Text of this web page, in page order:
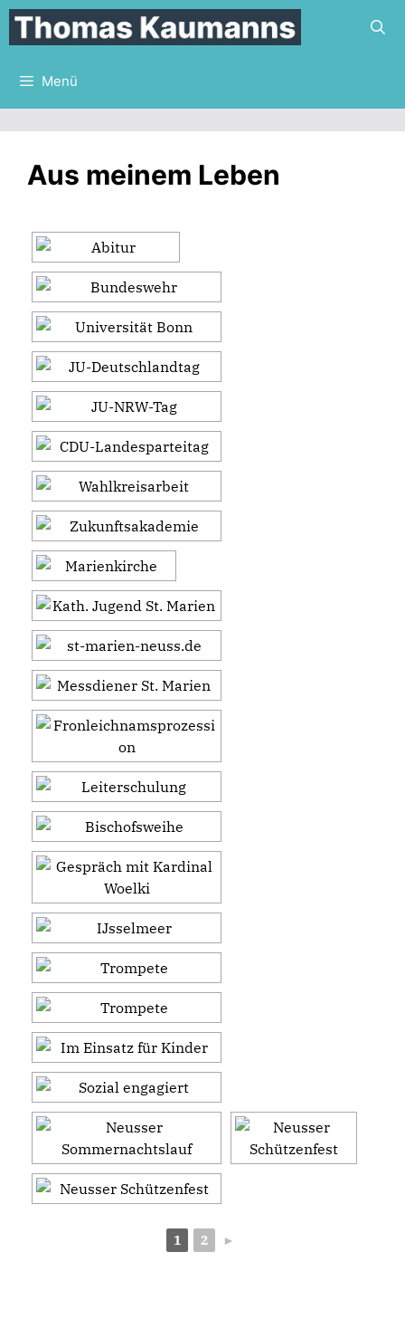
Zum
Inhalt
springen
Menü
Aus meinem Leben
1 2 ►